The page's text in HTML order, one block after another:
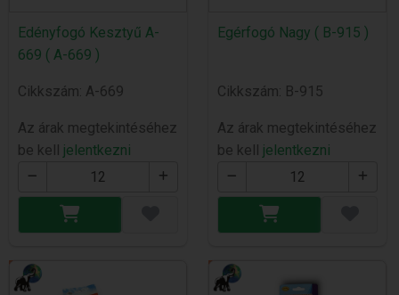
Edényfogó Kesztyű A-
669 ( A-669 )
Cikkszám: A-669
Az árak megtekintéséhez
be kell jelentkezni
Egérfogó Nagy ( B-915 )
Cikkszám: B-915
Az árak megtekintéséhez
be kell jelentkezni